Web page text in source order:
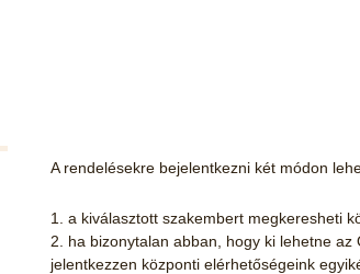
A rendelésekre bejelentkezni két módon
1. a kiválasztott szakembert megkeresheti
2. ha bizonytalan abban, hogy ki lehetne
jelentkezzen központi elérhetőségeink